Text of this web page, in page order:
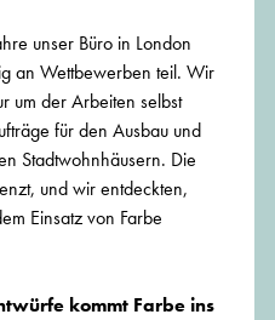
unser Büro in London
an Wettbewerben teil. Wir
um der Arbeiten selbst
für den Ausbau und
Stadtwohnhäusern. Die
und wir entdeckten,
Einsatz von Farbe
kommt Farbe ins